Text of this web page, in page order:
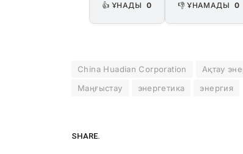
👍 ҰНАДЫ 0 👎 ҰНАМАДЫ 0
China Huadian Corporation Ақтау
Маңғыстау
энергетика энергия
SHARE.